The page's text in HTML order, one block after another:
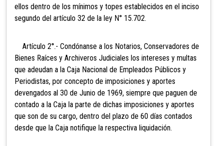
ellos dentro de los mínimos y topes establecidos en el inciso
segundo del artículo 32 de la ley N° 15.702.
Artículo 2°.- Condónanse a los Notarios, Conservadores de
Bienes Raíces y Archiveros Judiciales los intereses y multas
que adeudan a la Caja Nacional de Empleados Públicos y
Periodistas, por concepto de imposiciones y aportes
devengados al 30 de Junio de 1969, siempre que paguen de
contado a la Caja la parte de dichas imposiciones y aportes
que son de su cargo, dentro del plazo de 60 días contados
desde que la Caja notifique la respectiva liquidación.